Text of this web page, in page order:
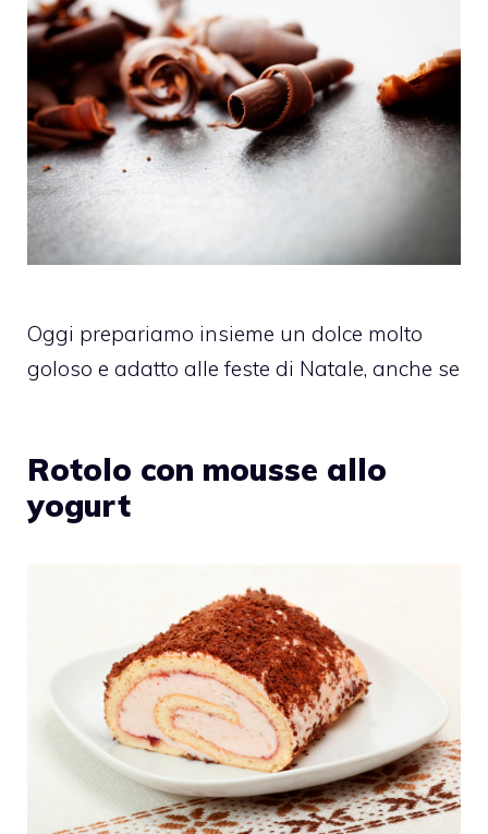
Oggi prepariamo insieme un dolce molto
goloso e adatto alle feste di Natale, anche se
Rotolo con mousse allo
yogurt